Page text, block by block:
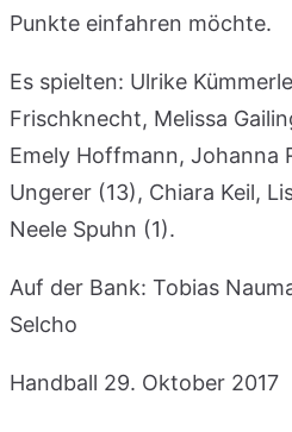
Punkte einfahren möchte.
Es spielten: Ulrike
Frischknecht, Melissa
Emely Hoffmann, Johanna
Ungerer (13), Chiara Keil,
Neele Spuhn (1).
Auf der Bank: Tobias
Selcho
Handball 29. Oktober 2017